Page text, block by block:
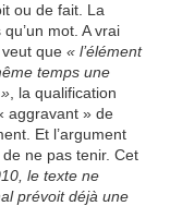
ou de fait. La
mot. A vrai
que « l’élément
temps une
, la qualification
aggravant » de
Et l’argument
ne pas tenir. Cet
le texte ne
prévoit déjà une